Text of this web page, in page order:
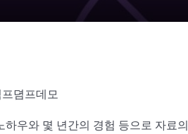
뎜프데모
우와 몇 년간의 경험 등으로 자료